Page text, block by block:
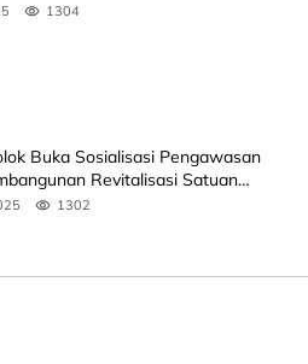
1304
Buka Sosialisasi Pengawasan
Revitalisasi Satuan
1302